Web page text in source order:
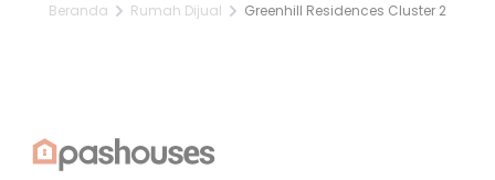
Beranda Rumah Dijual Greenhill Residences Cluster 2